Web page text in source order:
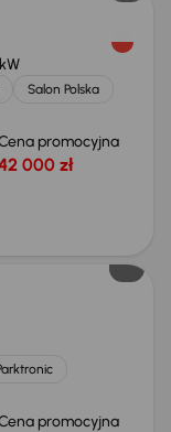
Salon Polska
promocyjna
000 zł
promocyjna